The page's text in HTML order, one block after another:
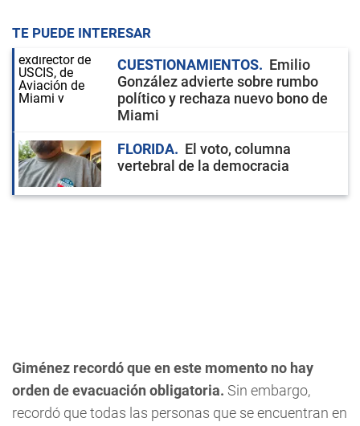
TE PUEDE INTERESAR
CUESTIONAMIENTOS
Emilio
González advierte sobre rumbo
político y rechaza nuevo bono de
Miami
FLORIDA
El voto, columna
vertebral de la democracia
Giménez recordó que en este momento no hay
orden de evacuación obligatoria. Sin embargo,
recordó que todas las personas que se encuentran en